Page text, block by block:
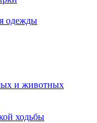
одежды
и животных
ходьбы